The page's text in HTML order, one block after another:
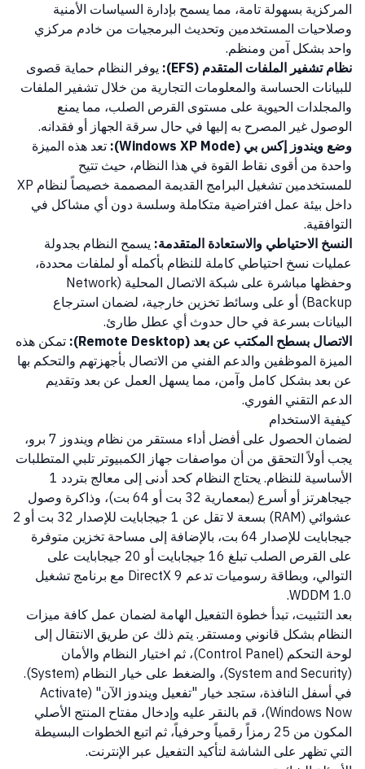
المركزية بسهولة تامة، مما يسمح بإدارة السياسات الأمنية
وصلاحيات المستخدمين وتحديث البرمجيات من خادم مركزي
واحد بشكل آمن ومنظم.
نظام تشفير الملفات المتقدم (EFS):
يوفر النظام حماية قصوى
للبيانات الحساسة والمعلومات التجارية من خلال تشفير الملفات
والمجلدات الحيوية على مستوى القرص الصلب، مما يمنع
الوصول غير المصرح به إليها في حال سرقة الجهاز أو فقدانه.
وضع ويندوز إكس بي (Windows XP Mode):
تعد هذه الميزة
واحدة من أقوى نقاط القوة في هذا النظام، حيث تتيح
للمستخدمين تشغيل البرامج القديمة المصممة خصيصاً لنظام XP
داخل بيئة عمل افتراضية متكاملة وسلسة دون أي مشاكل في
التوافقية.
النسخ الاحتياطي والاستعادة المتقدمة: يسمح النظام بجدولة
عمليات نسخ احتياطي كاملة للنظام بأكمله أو لملفات محددة،
وحفظها مباشرة على شبكة الاتصال المحلية (Network
Backup) أو على وسائط تخزين خارجية، لضمان استرجاع
البيانات بسرعة في حال حدوث أي عطل طارئ.
الاتصال بسطح المكتب عن بعد (Remote Desktop):
تمكن هذه
الميزة الموظفين والدعم الفني من الاتصال بأجهزتهم والتحكم بها
عن بعد بشكل كامل وآمن، مما يسهل العمل عن بعد وتقديم
الدعم التقني الفوري.
كيفية الاستخدام
لضمان الحصول على أفضل أداء مستقر من نظام ويندوز 7 برو،
يجب أولاً التحقق من أن مواصفات جهاز الكمبيوتر تلبي المتطلبات
الأساسية للنظام. يحتاج النظام كحد أدنى إلى معالج بتردد 1
جيجاهرتز أو أسرع (بمعمارية 32 بت أو 64 بت)، وذاكرة وصول
عشوائي (RAM) بسعة لا تقل عن 1 جيجابايت للإصدار 32 بت أو 2
جيجابايت للإصدار 64 بت، بالإضافة إلى مساحة تخزين متوفرة
على القرص الصلب تبلغ 16 جيجابايت أو 20 جيجابايت على
التوالي، وبطاقة رسوميات تدعم DirectX 9 مع برنامج تشغيل
WDDM 1.0.
بعد التثبيت، تبدأ خطوة التفعيل الهامة لضمان عمل كافة ميزات
النظام بشكل قانوني ومستقر. يتم ذلك عن طريق الانتقال إلى
لوحة التحكم (Control Panel)، ثم اختيار النظام والأمان
(System and Security)، والضغط على خيار النظام (System).
في أسفل النافذة، ستجد خيار "تفعيل ويندوز الآن" (Activate
Windows Now)، قم بالنقر عليه وإدخال مفتاح المنتج الأصلي
المكون من 25 رمزاً رقمياً وحرفياً، ثم اتبع الخطوات البسيطة
التي تظهر على الشاشة لتأكيد التفعيل عبر الإنترنت.